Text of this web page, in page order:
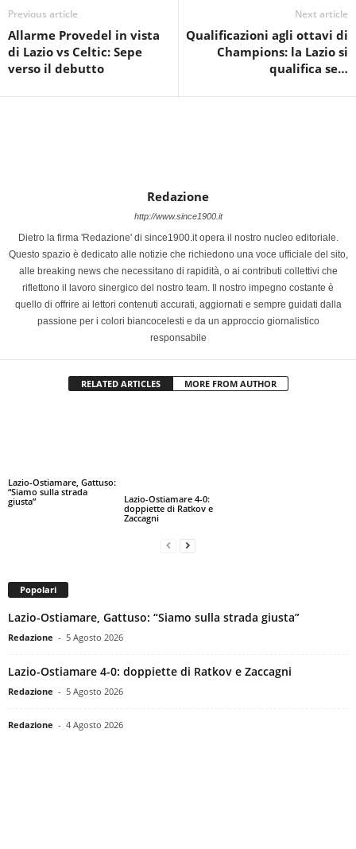
Previous article
Allarme Provedel in vista
di Lazio vs Celtic: Sepe
verso il debutto
Next article
Qualificazioni agli ottavi di
Champions: la Lazio si
qualifica se…
Redazione
http://www.since1900.it
Dietro la firma 'Redazione' di since1900.it opera il nostro nucleo editoriale.
Questo spazio è dedicato alle notizie che richiedono una voce ufficiale del sito,
alle breaking news che necessitano di rapidità, o ai contributi collettivi che
riflettono il lavoro sinergico del nostro team. Il nostro impegno costante è
quello di offrire ai lettori contenuti accurati, aggiornati e sempre guidati dalla
passione per i colori biancocelesti e da un approccio giornalistico
responsabile
RELATED ARTICLES MORE FROM AUTHOR
Lazio-Ostiamare, Gattuso:
“Siamo sulla strada
giusta”
Lazio-Ostiamare 4-0:
doppiette di Ratkov e
Zaccagni
Popolari
Lazio-Ostiamare, Gattuso: “Siamo sulla strada giusta”
Redazione - 5 Agosto 2026
Lazio-Ostiamare 4-0: doppiette di Ratkov e Zaccagni
Redazione - 5 Agosto 2026
Redazione - 4 Agosto 2026